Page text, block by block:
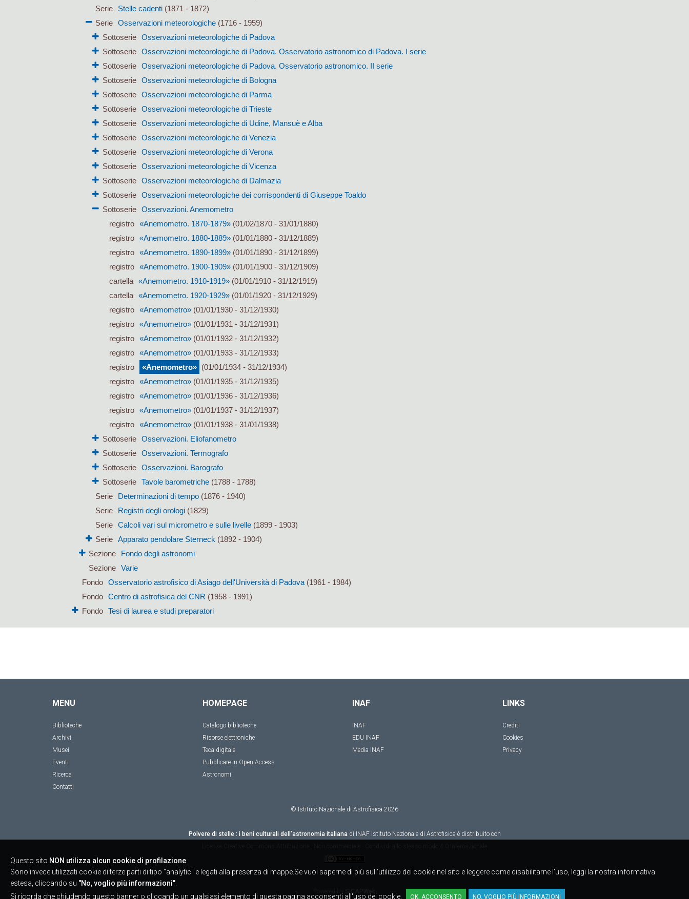
Serie
Stelle cadenti (1871 - 1872)
Serie
Osservazioni meteorologiche (1716 - 1959)
Sottoserie
Osservazioni meteorologiche di Padova
Sottoserie
Osservazioni meteorologiche di Padova. Osservatorio astronomico di Padova. I serie
Sottoserie
Osservazioni meteorologiche di Padova. Osservatorio astronomico. II serie
Sottoserie
Osservazioni meteorologiche di Bologna
Sottoserie
Osservazioni meteorologiche di Parma
Sottoserie
Osservazioni meteorologiche di Trieste
Sottoserie
Osservazioni meteorologiche di Udine, Mansuè e Alba
Sottoserie
Osservazioni meteorologiche di Venezia
Sottoserie
Osservazioni meteorologiche di Verona
Sottoserie
Osservazioni meteorologiche di Vicenza
Sottoserie
Osservazioni meteorologiche di Dalmazia
Sottoserie
Osservazioni meteorologiche dei corrispondenti di Giuseppe Toaldo
Sottoserie
Osservazioni. Anemometro
registro «Anemometro. 1870-1879»(01/02/1870 - 31/01/1880)
registro «Anemometro. 1880-1889»(01/01/1880 - 31/12/1889)
registro «Anemometro. 1890-1899»(01/01/1890 - 31/12/1899)
registro «Anemometro. 1900-1909»(01/01/1900 - 31/12/1909)
cartella «Anemometro. 1910-1919»(01/01/1910 - 31/12/1919)
cartella «Anemometro. 1920-1929»(01/01/1920 - 31/12/1929)
registro «Anemometro»(01/01/1930 - 31/12/1930)
registro «Anemometro»(01/01/1931 - 31/12/1931)
registro «Anemometro»(01/01/1932 - 31/12/1932)
registro «Anemometro»(01/01/1933 - 31/12/1933)
registro
«Anemometro» (01/01/1934 - 31/12/1934)
registro «Anemometro»(01/01/1935 - 31/12/1935)
registro «Anemometro»(01/01/1936 - 31/12/1936)
registro «Anemometro»(01/01/1937 - 31/12/1937)
registro «Anemometro»(01/01/1938 - 31/01/1938)
Sottoserie
Osservazioni. Eliofanometro
Sottoserie
Osservazioni. Termografo
Sottoserie
Osservazioni. Barografo
Sottoserie
Tavole barometriche(1788 - 1788)
Serie
Determinazioni di tempo (1876 - 1940)
Serie
Registri degli orologi (1829)
Serie
Calcoli vari sul micrometro e sulle livelle (1899 - 1903)
Serie
Apparato pendolare Sterneck (1892 - 1904)
Sezione
Fondo degli astronomi
Sezione Varie
Fondo
Osservatorio astrofisico di Asiago dell'Università di Padova(1961 - 1984)
Fondo
Centro di astrofisica del CNR (1958 - 1991)
Fondo
Tesi di laurea e studi preparatori
MENU
Biblioteche
Archivi
Musei
Eventi
Ricerca
Contatti
HOMEPAGE
Catalogo biblioteche
Risorse elettroniche
Teca digitale
Pubblicare in Open Access
Astronomi
INAF
INAF
EDU INAF
Media INAF
LINKS
Crediti
Cookies
Privacy
© Istituto Nazionale di Astrofisica 2026
Polvere di stelle : i beni culturali dell'astronomia italianadi INAF Istituto Nazionale di Astrofisica è distribuito con
Questo sito NON utilizza alcun cookie di profilazione
Sono invece utilizzati cookie di terze parti di tipo "analytic" e legati alla presenza di mappe.Se vuoi saperne di più sull'utilizzo dei cookie nel sito e leggere come disabilitarne l'uso, leggi la nostra informativa
estesa, cliccando su "No, voglio più informazioni"
Si ricorda che chiudendo questo banner o cliccando un qualsiasi elemento di questa pagina acconsenti all'uso dei cookie.
OK, ACCONSENTO NO, VOGLIO PIÙ INFORMAZIONI